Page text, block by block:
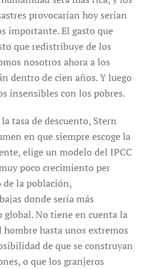
provocarían hoy serían
importante. El gasto que
que redistribuye de los
nosotros ahora a los
dentro de cien años. Y luego
insensibles con los pobres.
tasa de descuento, Stern
en que siempre escoge la
elige un modelo del IPCC
poco crecimiento per
de la población,
donde sería más
No tiene en cuenta la
hasta unos extremos
de que se construyan
o que los granjeros